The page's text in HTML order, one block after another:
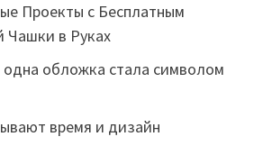
Проекты с Бесплатным
в Руках
одна обложка стала символом
время и дизайн